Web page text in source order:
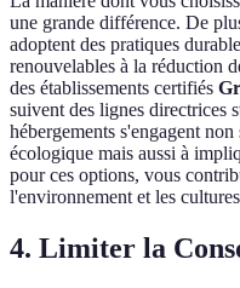
une grande différence. De
adoptent des pratiques
renouvelables à la réduction
des établissements certifiés
suivent des lignes directrices
hébergements s'engagent
écologique mais aussi à
pour ces options, vous
l'environnement et les
4. Limiter la